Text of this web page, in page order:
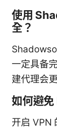
使用
全？
一定具备
建代理会
如何避免
开启 VPN